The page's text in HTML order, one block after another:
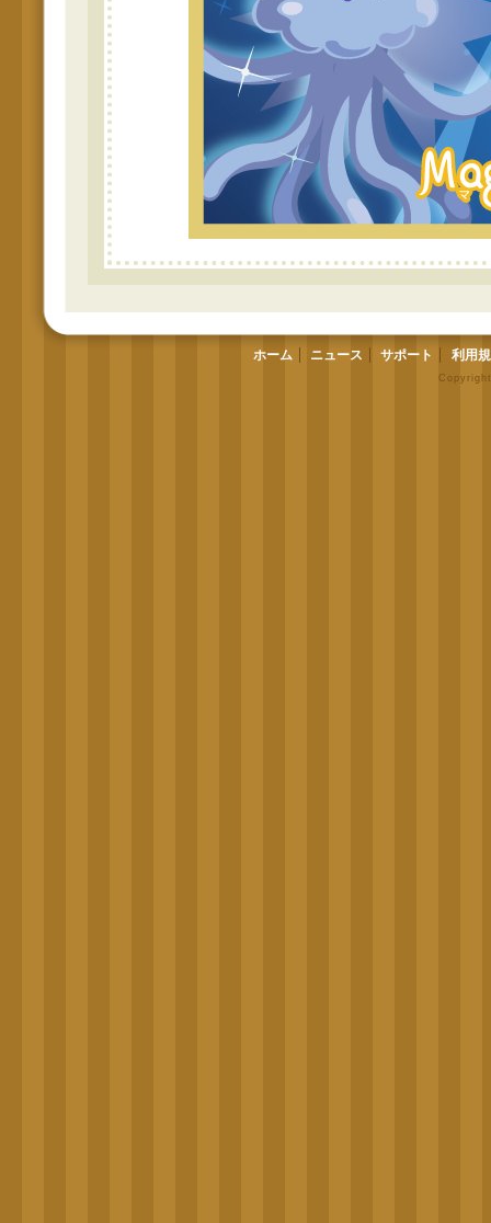
ホーム ニュース サポート 利用